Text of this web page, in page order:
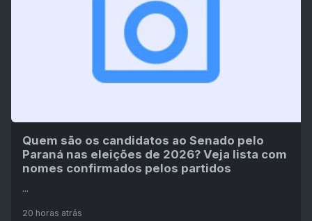
Quem são os candidatos ao Senado pelo
Paraná nas eleições de 2026? Veja lista com
nomes confirmados pelos partidos
...
20 horas atrás